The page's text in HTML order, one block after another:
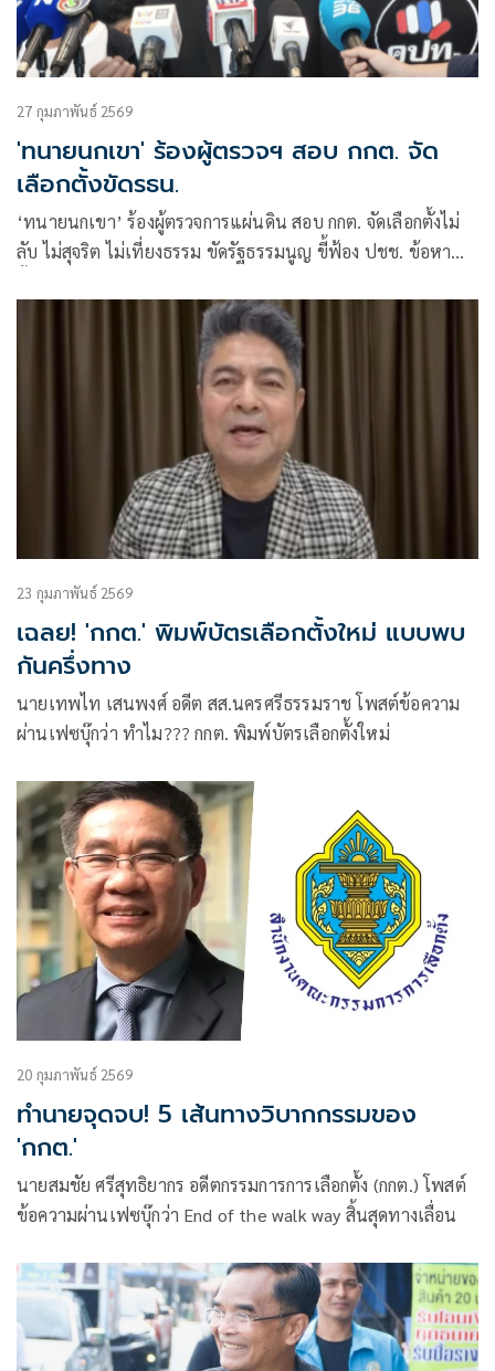
27 กุมภาพันธ์ 2569
'ทนายนกเขา' ร้องผู้ตรวจฯ สอบ กกต. จัด
เลือกตั้งขัดรธน.
‘ทนายนกเขา’ ร้องผู้ตรวจการแผ่นดิน สอบ กกต. จัดเลือกตั้งไม่
ลับ ไม่สุจริต ไม่เที่ยงธรรม ขัดรัฐธรรมนูญ ขี้ฟ้อง ปชช. ข้อหา
23 กุมภาพันธ์ 2569
เฉลย! 'กกต.' พิมพ์บัตรเลือกตั้งใหม่ แบบพบ
กันครึ่งทาง
นายเทพไท เสนพงศ์ อดีต สส.นครศรีธรรมราช โพสต์ข้อความ
ผ่านเฟซบุ๊กว่า ทำไม??? กกต. พิมพ์บัตรเลือกตั้งใหม่
20 กุมภาพันธ์ 2569
ทำนายจุดจบ! 5 เส้นทางวิบากกรรมของ
'กกต.'
นายสมชัย ศรีสุทธิยากร อดีตกรรมการการเลือกตั้ง (กกต.) โพสต์
ข้อความผ่านเฟซบุ๊กว่า End of the walk way สิ้นสุดทางเลื่อน